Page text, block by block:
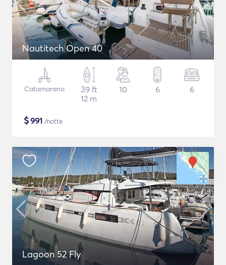
Nautitech Open 40
Catamarano
39 ft
12 m
10 6 6
$991 /notte
Lagoon 52 Fly